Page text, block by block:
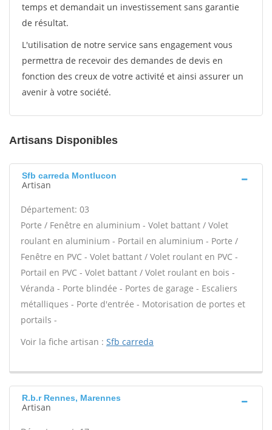
temps et demandait un investissement sans garantie
de résultat.
L'utilisation de notre service sans engagement vous
permettra de recevoir des demandes de devis en
fonction des creux de votre activité et ainsi assurer un
avenir à votre société.
Artisans Disponibles
Sfb carreda Montlucon
Artisan
Département: 03
Porte / Fenêtre en aluminium - Volet battant / Volet
roulant en aluminium - Portail en aluminium - Porte /
Fenêtre en PVC - Volet battant / Volet roulant en PVC -
Portail en PVC - Volet battant / Volet roulant en bois -
Véranda - Porte blindée - Portes de garage - Escaliers
métalliques - Porte d'entrée - Motorisation de portes et
portails -
Voir la fiche artisan : Sfb carreda
R.b.r Rennes, Marennes
Artisan